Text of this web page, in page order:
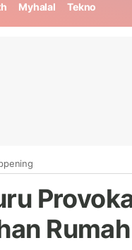
Myhalal Tekno